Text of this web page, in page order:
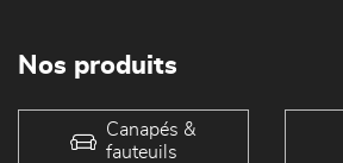
Nos produits
Canapés &
fauteuils